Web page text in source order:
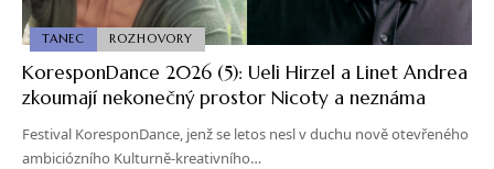
TANEC ROZHOVORY
KoresponDance 2026 (5): Ueli Hirzel a Linet Andrea
zkoumají nekonečný prostor Nicoty a neznáma
Festival KoresponDance, jenž se letos nesl v duchu nově otevřeného
ambiciózního Kulturně-kreativního…